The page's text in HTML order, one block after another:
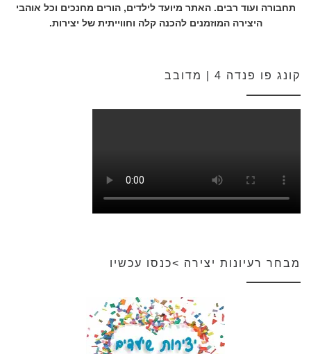
תחבורה ועוד רבים. האתר מיועד לילדים, הורים מחנכים וכל אוהבי
היצירה המוזמנים להכנה קלה וחווייתית של יצירות.
קונג פו פנדה 4 | מדובב
מבחר רעיונות יצירה >כנסו עכשיו